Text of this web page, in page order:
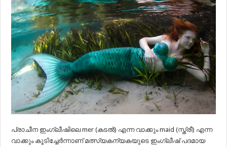
പ്രാചീന ഇംഗ്ലീഷിലെ mer (കടൽ) എന്ന വാക്കും maid (സ്ത്രീ) എന്ന
വാക്കും കൂടിച്ചേർന്നാണ്‌ മത്സ്യകന്യകയുടെ ഇംഗ്ലീഷ്‌ പദമായ